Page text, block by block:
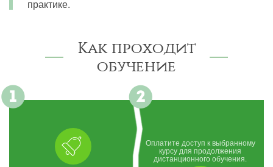
практике.
Как проходит
обучение
Оплатите доступ к выбранному
курсу для продолжения
дистанционного обучения.